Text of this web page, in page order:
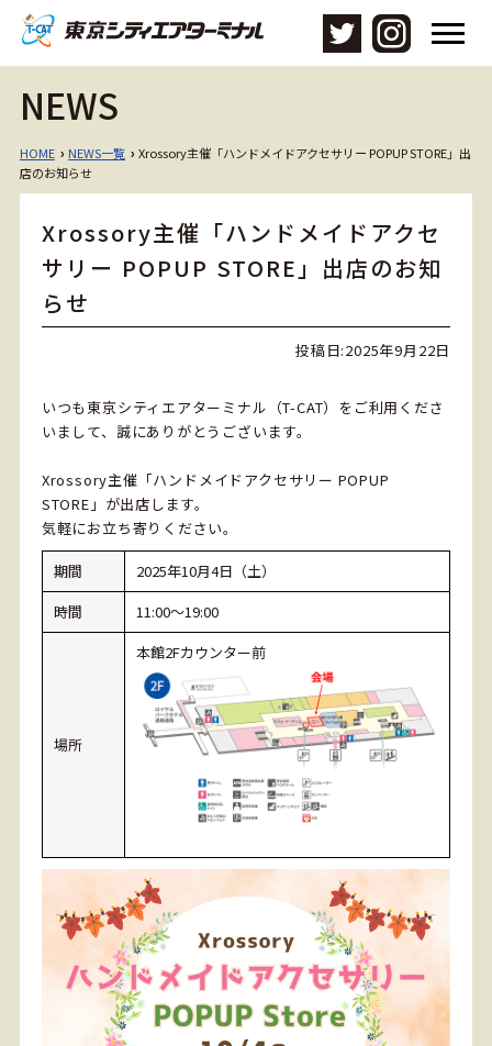
メ
く
NEWS
HOME › NEWS一覧 ›Xrossory主催「ハンドメイドアクセサリー POPUP STORE」出
店のお知らせ
Xrossory主催「ハンドメイドアクセ
サリー POPUP STORE」出店のお知
らせ
投稿日:2025年9月22日
いつも東京シティエアターミナル（T-CAT）をご利用くださ
いまして、誠にありがとうございます。
Xrossory主催「ハンドメイドアクセサリー POPUP
STORE」が出店します。
気軽にお立ち寄りください。
期間
2025年10月4日（土）
時間
11:00～19:00
場所
本館2Fカウンター前